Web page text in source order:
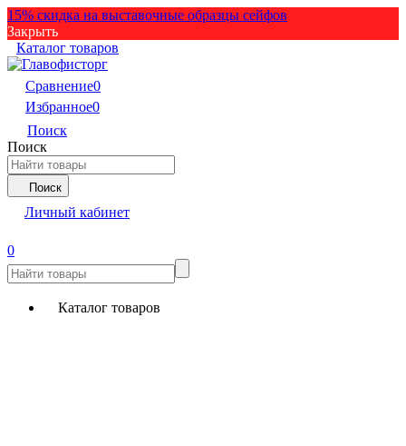
15% скидка на выставочные образцы сейфов
Закрыть
Каталог товаров
Сравнение0
Избранное0
Поиск
Поиск
Поиск
Личный кабинет
0
Каталог товаров